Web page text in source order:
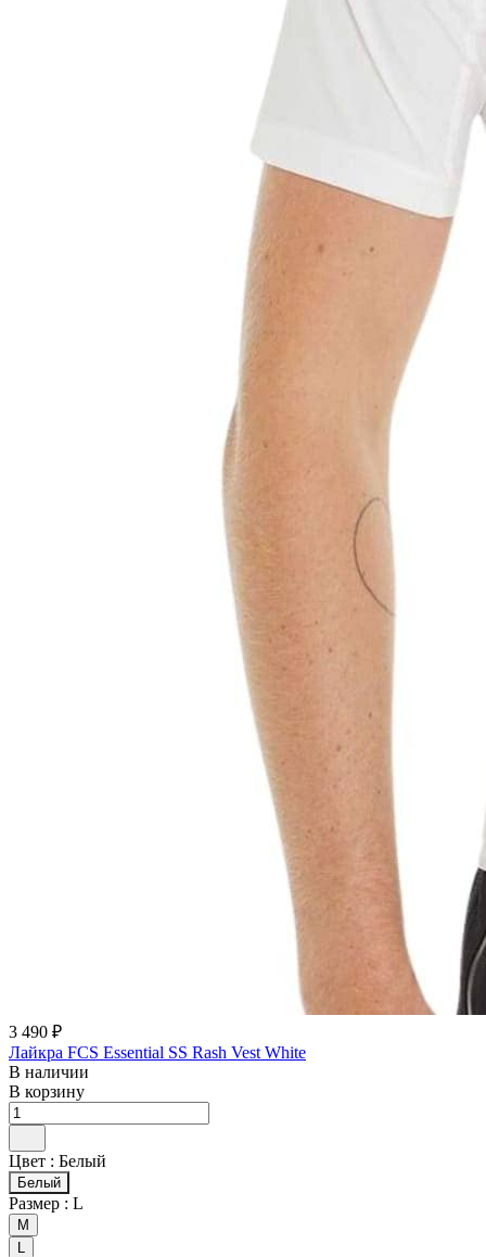
3 490 ₽
Лайкра FCS Essential SS Rash Vest White
В наличии
В корзину
Цвет : Белый
Белый
Размер : L
M